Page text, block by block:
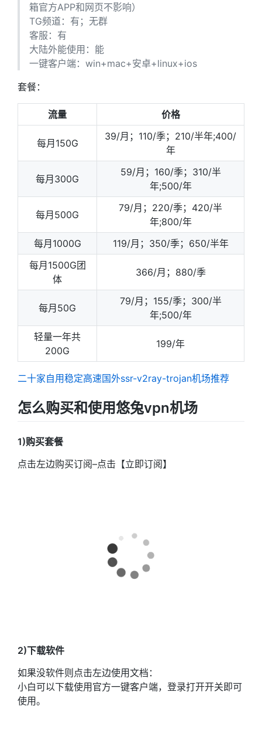
箱官方APP和网页不影响）
TG频道：有；无群
客服：有
大陆外能使用：能
一键客户端：win+mac+安卓+linux+ios
套餐：
流量 价格
每月150G
39/月；110/季；210/半年;400/
年
每月300G
59/月；160/季；310/半
年;500/年
每月500G
79/月；220/季；420/半
年;800/年
每月1000G
119/月；350/季；650/半年
每月1500G团
体
366/月；880/季
每月50G
79/月；155/季；300/半
年;500/年
轻量一年共
200G
199/年
二十家自用稳定高速国外ssr-v2ray-trojan机场推荐
怎么购买和使用悠兔vpn机场
1)购买套餐
点击左边购买订阅–点击【立即订阅】
2)下载软件
如果没软件则点击左边使用文档：
小白可以下载使用官方一键客户端，登录打开开关即可
使用。